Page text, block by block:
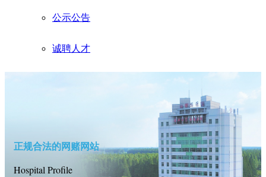
公示公告
诚聘人才
正规合法的网赌网站
Hospital Profile